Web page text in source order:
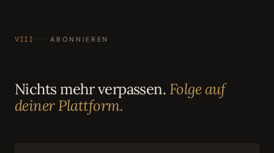
VIII ABONNIEREN
Nichts mehr verpassen. Folge auf
deiner Plattform.